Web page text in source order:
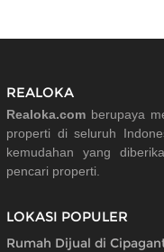
REALOKA
Realoka.com berupaya
properti di seluruh
kemudahan yang
pencari properti.
LOKASI POPULER
Rumah Dijual di